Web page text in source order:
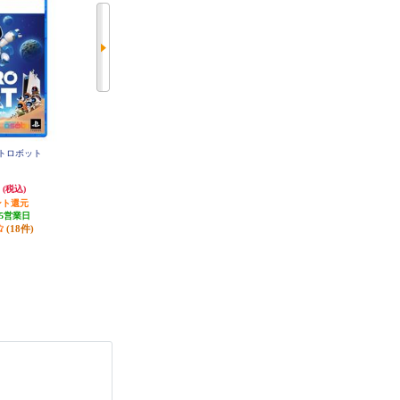
ロボット
(税込)
ト還元
5営業日
(18件)